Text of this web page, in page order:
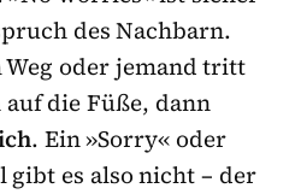
des Nachbarn.
oder jemand tritt
auf die Füße, dann
. Ein »Sorry« oder
gibt es also nicht – der